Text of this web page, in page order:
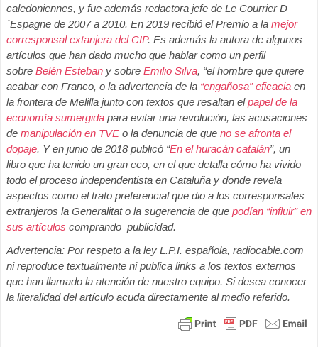
caledoniennes, y fue además redactora jefe de Le Courrier D
´Espagne de 2007 a 2010. En 2019 recibió el Premio a la mejor
corresponsal extanjera del CIP. Es además la autora de algunos
artículos que han dado mucho que hablar como un perfil
sobre Belén Esteban y sobre Emilio Silva, “el hombre que quiere
acabar con Franco, o la advertencia de la “engañosa” eficacia en
la frontera de Melilla junto con textos que resaltan elpapel de la
economía sumergida para evitar una revolución, las acusaciones
de manipulación en TVE o la denuncia de que no se afronta el
dopaje. Y en junio de 2018 publicó “En el huracán catalán”, un
libro que ha tenido un gran eco, en el que detalla cómo ha vivido
todo el proceso independentista en Cataluña y donde revela
aspectos como el trato preferencial que dio a los corresponsales
extranjeros la Generalitat o la sugerencia de que podían “influir” en
sus artículos comprando publicidad.
Advertencia: Por respeto a la ley L.P.I. española, radiocable.com
ni reproduce textualmente ni publica links a los textos externos
que han llamado la atención de nuestro equipo. Si desea conocer
la literalidad del artículo acuda directamente al medio referido.